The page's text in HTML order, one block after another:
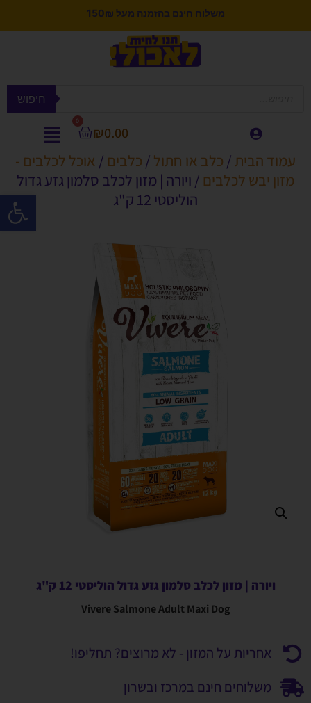
פתח
משלוח חינם בהזמנה מעל 150₪
חיפוש
₪0.00
0
עמוד הבית / כלב או חתול / כלבים / אוכל לכלבים -
מזון יבש לכלבים / ויורה | מזון לכלב סלמון גזע גדול
הוליסטי 12 ק"ג
ויורה | מזון לכלב סלמון גזע גדול הוליסטי 12 ק"ג
Vivere Salmone Adult Maxi Dog
אחריות על המזון - לא מרוצים? תחליפו!
משלוחים חינם במרכז ובשרון